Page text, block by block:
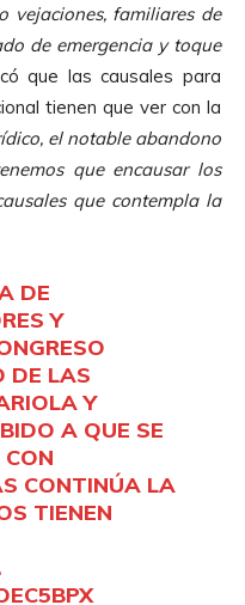
vejaciones, familiares de
de emergencia y toque
que las causales para
tienen que ver con la
el notable abandono
que encausar los
que contempla la
DE
Y
DE LAS
Y
A QUE SE
CONTINÚA LA
TIENEN